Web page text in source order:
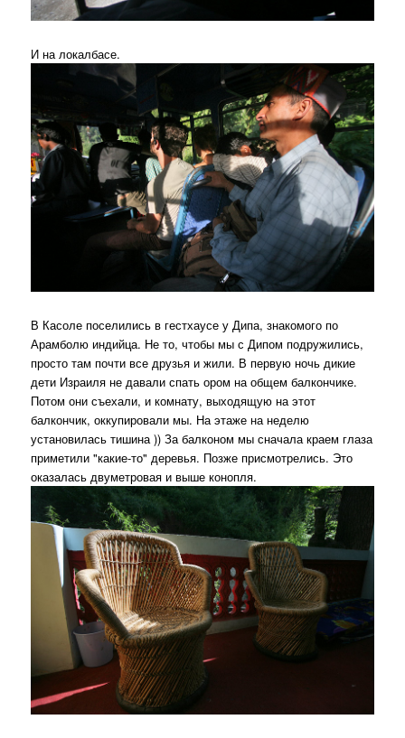
И на локалбасе.
В Касоле поселились в гестхаусе у Дипа, знакомого по
Арамболю индийца. Не то, чтобы мы с Дипом подружились,
просто там почти все друзья и жили. В первую ночь дикие
дети Израиля не давали спать ором на общем балкончике.
Потом они съехали, и комнату, выходящую на этот
балкончик, оккупировали мы. На этаже на неделю
установилась тишина )) За балконом мы сначала краем глаза
приметили "какие-то" деревья. Позже присмотрелись. Это
оказалась двуметровая и выше конопля.